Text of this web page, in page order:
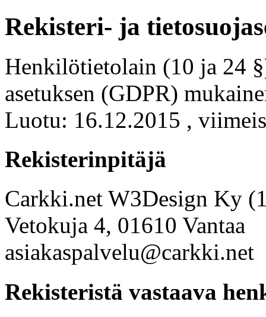
Rekisteri- ja
Henkilötietolain (10 ja 24
asetuksen (GDPR)
Luotu: 16.12.2015 ,
Rekisterinpitäjä
Carkki.net W3Design Ky
Vetokuja 4, 01610 Vantaa
asiakaspalvelu@carkki.net
Rekisteristä vastaava